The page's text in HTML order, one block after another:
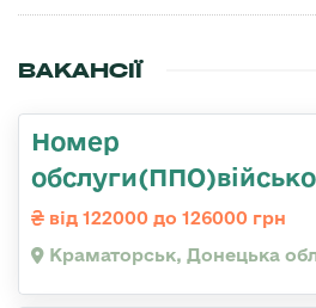
ВАКАНСІЇ
Номер
від 122000 до 126000 грн
Краматорськ, Донецька